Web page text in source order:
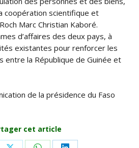
coopération scientifique et
Marc Christian Kaboré.
d’affaires des deux pays, à
existantes pour renforcer les
entre la République de Guinée et
de la présidence du Faso
cet article